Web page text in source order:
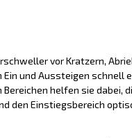
vor Kratzern,
Ein und Aussteigen schnell
helfen sie dabei,
den Einstiegsbereich